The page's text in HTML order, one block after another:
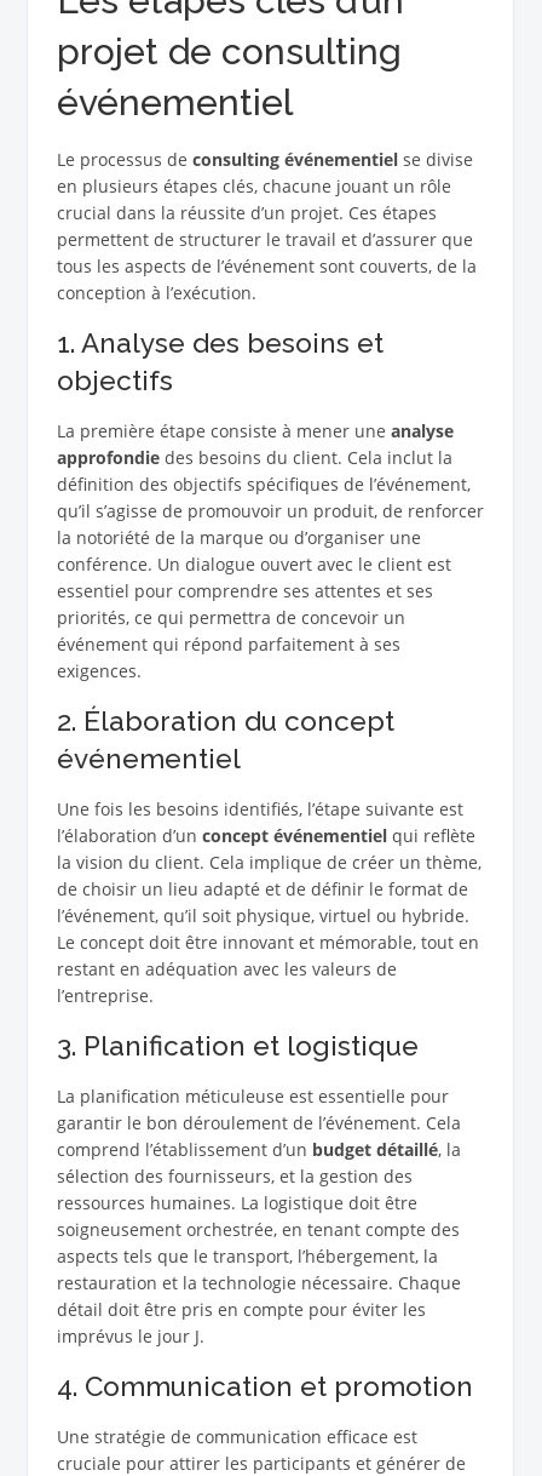
projet de consulting
événementiel
Le processus de consulting événementielse divise
en plusieurs étapes clés, chacune jouant un rôle
crucial dans la réussite d’un projet. Ces étapes
permettent de structurer le travail et d’assurer que
tous les aspects de l’événement sont couverts, de la
conception à l’exécution.
1. Analyse des besoins et
objectifs
La première étape consiste à mener une analyse
approfondiedes besoins du client. Cela inclut la
définition des objectifs spécifiques de l’événement,
qu’il s’agisse de promouvoir un produit, de renforcer
la notoriété de la marque ou d’organiser une
conférence. Un dialogue ouvert avec le client est
essentiel pour comprendre ses attentes et ses
priorités, ce qui permettra de concevoir un
événement qui répond parfaitement à ses
exigences.
2. Élaboration du concept
événementiel
Une fois les besoins identifiés, l’étape suivante est
l’élaboration d’un concept événementielqui reflète
la vision du client. Cela implique de créer un thème,
de choisir un lieu adapté et de définir le format de
l’événement, qu’il soit physique, virtuel ou hybride.
Le concept doit être innovant et mémorable, tout en
restant en adéquation avec les valeurs de
l’entreprise.
3. Planification et logistique
La planification méticuleuse est essentielle pour
garantir le bon déroulement de l’événement. Cela
comprend l’établissement d’un budget détaillé, la
sélection des fournisseurs, et la gestion des
ressources humaines. La logistique doit être
soigneusement orchestrée, en tenant compte des
aspects tels que le transport, l’hébergement, la
restauration et la technologie nécessaire. Chaque
détail doit être pris en compte pour éviter les
imprévus le jour J.
4. Communication et promotion
Une stratégie de communication efficace est
cruciale pour attirer les participants et générer de